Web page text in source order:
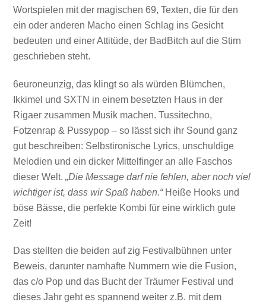
Wortspielen mit der magischen 69, Texten, die für den
ein oder anderen Macho einen Schlag ins Gesicht
bedeuten und einer Attitüde, der BadBitch auf die Stirn
geschrieben steht.
6euroneunzig, das klingt so als würden Blümchen,
Ikkimel und SXTN in einem besetzten Haus in der
Rigaer zusammen Musik machen. Tussitechno,
Fotzenrap & Pussypop – so lässt sich ihr Sound ganz
gut beschreiben: Selbstironische Lyrics, unschuldige
Melodien und ein dicker Mittelfinger an alle Faschos
dieser Welt.„Die Message darf nie fehlen, aber noch viel
wichtiger ist, dass wir Spaß haben.“Heiße Hooks und
böse Bässe, die perfekte Kombi für eine wirklich gute
Zeit!
Das stellten die beiden auf zig Festivalbühnen unter
Beweis, darunter namhafte Nummern wie die Fusion,
das c/o Pop und das Bucht der Träumer Festival und
dieses Jahr geht es spannend weiter z.B. mit dem